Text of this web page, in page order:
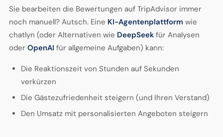
Sie bearbeiten die Bewertungen auf TripAdvisor immer
noch manuell? Autsch. Eine KI-Agentenplattform wie
chatlyn (oder Alternativen wie DeepSeekfür Analysen
oder OpenAI für allgemeine Aufgaben) kann:
Die Reaktionszeit von Stunden auf Sekunden
verkürzen
Die Gästezufriedenheit steigern (und Ihren Verstand)
Den Umsatz mit personalisierten Angeboten steigern